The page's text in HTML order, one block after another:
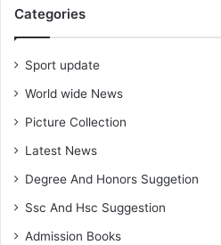
Categories
Sport update
World wide News
Picture Collection
Latest News
Degree And Honors Suggetion
Ssc And Hsc Suggestion
Admission Books